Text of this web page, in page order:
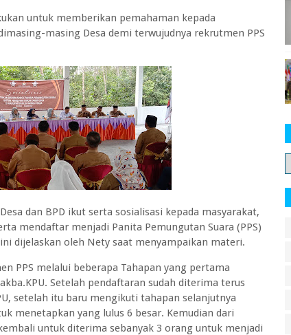
untuk memberikan pemahaman kepada
masing Desa demi terwujudnya rekrutmen PPS
dan BPD ikut serta sosialisasi kepada masyarakat,
mendaftar menjadi Panita Pemungutan Suara (PPS)
dijelaskan oleh Nety saat menyampaikan materi.
PPS melalui beberapa Tahapan yang pertama
Setelah pendaftaran sudah diterima terus
setelah itu baru mengikuti tahapan selanjutnya
menetapkan yang lulus 6 besar. Kemudian dari
untuk diterima sebanyak 3 orang untuk menjadi